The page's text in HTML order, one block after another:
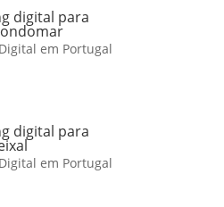
digital para
em Portugal
digital para
em Portugal